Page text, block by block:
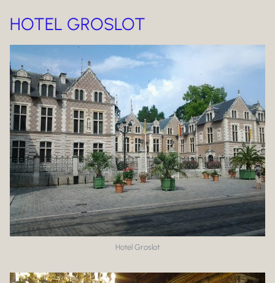
HOTEL GROSLOT
Hotel Groslot